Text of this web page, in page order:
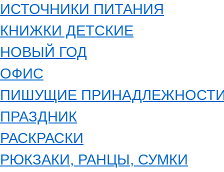
ИСТОЧНИКИ ПИТАНИЯ
КНИЖКИ ДЕТСКИЕ
НОВЫЙ ГОД
ОФИС
ПИШУЩИЕ
ПРАЗДНИК
РАСКРАСКИ
РЮКЗАКИ, РАНЦЫ, СУМКИ